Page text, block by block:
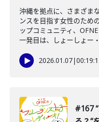
沖縄を拠点に、さまざま
ンスを目指す女性のため
ップコミュニティ、
一発目は、しょーしょー
2026.01.07|
#167